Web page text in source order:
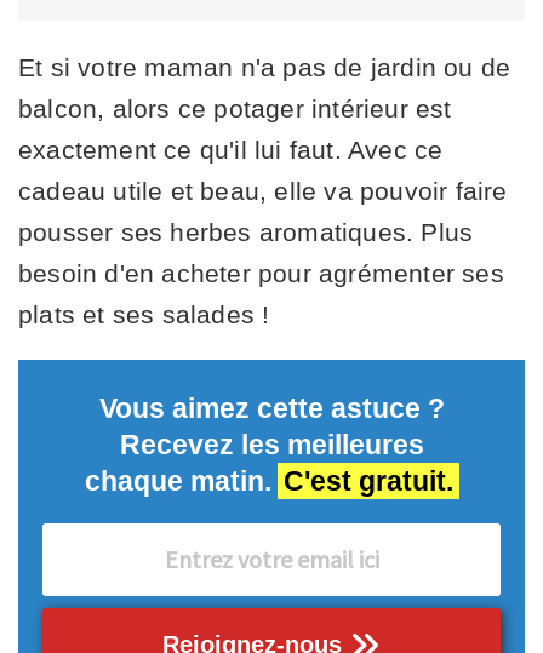
Et si votre maman n'a pas de jardin ou de
balcon, alors ce potager intérieur est
exactement ce qu'il lui faut. Avec ce
cadeau utile et beau, elle va pouvoir faire
pousser ses herbes aromatiques. Plus
besoin d'en acheter pour agrémenter ses
plats et ses salades !
Vous aimez cette astuce ?
Recevez les meilleures
chaque matin. C'est gratuit.
Rejoignez-nous